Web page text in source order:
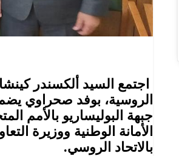
اجتمع السيد ألكسندر
الروسية، بوفد صحراوي
جبهة البوليساريو بالأمم
الأمانة الوطنية ووزيرة
بالاتحاد الروسي.